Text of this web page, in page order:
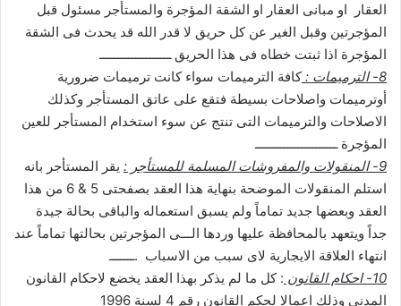
العقار او مبانى العقار او الشقة المؤجرة والمستأجر مسئول قبل
المؤجرتين وقبل الغير عن كل حريق لا قدر الله قد يحدث فى الشقة
المؤجرة اذا ثبتت خطاه فى هذا الحريق ــــــــــــــــــــ
8- الترميمات :
كافة الترميمات سواء كانت ترميمات ضرورية
أوترميمات واصلاحات بسيطة فتقع على عاتق المستأجر وكذلك
الاصلاحات والترميمات التى تنتج عن سوء استخدام المستأجر للعين
المؤجرة ـــــــــــــــــــــــ
9- المنقولات والمفروشات المسلمة للمستأجر :
يقر المستأجر بانه
استلم المنقولات الموضحة بنهاية هذا العقد بصفحتى 5 & 6 من هذا
العقد وبعضها جديد تماماً ولم يسبق استعماله والباقى بحالة جيدة
جداً ويتعهد بالمحافظة عليها وردها الـــى المؤجرتين بحالتها تماماً عند
انتهاء العلاقة الايجارية لاى سبب من الاسباب .ـــــــ
10- احكام القانون
: كل ما لم يذكر بهذا العقد يخضع لاحكام القانون
المدنى وذلك اعمالا لحكم القانون رقم 4 لسنة 1996